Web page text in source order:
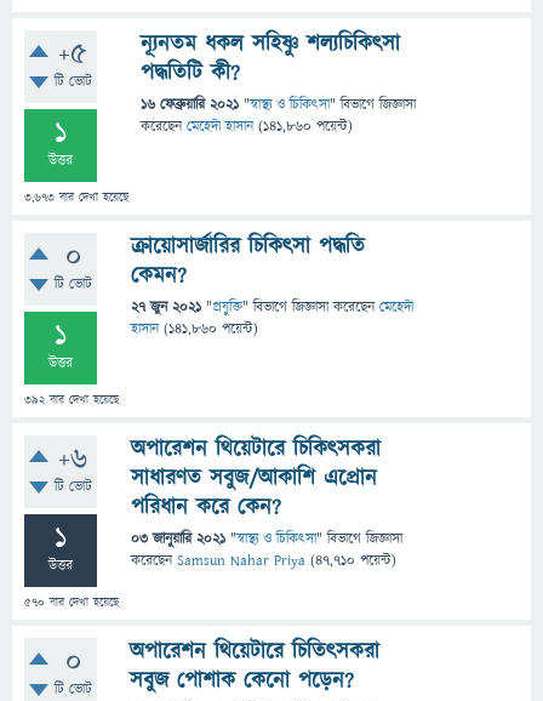
+5
টি ভোট
1
উত্তর
3,673 বার দেখা হয়েছে
ন্যূনতম ধকল সহিষ্ণু শল্যচিকিৎসা
পদ্ধতিটি কী?
16 ফেব্রুয়ারি 2021 "স্বাস্থ্য ও চিকিৎসা" বিভাগে জিজ্ঞাসা
করেছেনমেহেদী হাসান (141,860 পয়েন্ট)
0
টি ভোট
1
উত্তর
392বার দেখা হয়েছে
ক্রায়োসার্জারির চিকিৎসা পদ্ধতি
কেমন?
27 জুন 2021 "প্রযুক্তি" বিভাগে জিজ্ঞাসাকরেছেনমেহেদী
হাসান (141,860 পয়েন্ট)
+6
টি ভোট
1
উত্তর
570 বার দেখা হয়েছে
অপারেশন থিয়েটারে চিকিৎসকরা
সাধারণত সবুজ/আকাশি এপ্রোন
পরিধান করে কেন?
03 জানুয়ারি 2021 "স্বাস্থ্য ও চিকিৎসা" বিভাগে জিজ্ঞাসা
করেছেনSamsun Nahar Priya (47,710 পয়েন্ট)
0
টি ভোট
অপারেশন থিয়েটারে চিতিৎসকরা
সবুজ পোশাক কেনো পড়েন?